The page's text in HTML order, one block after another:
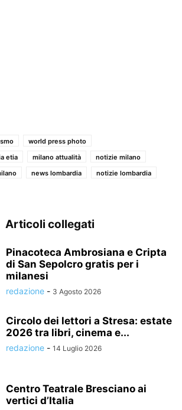
world press photo
etia
milano attualità
notizie milano
news lombardia
notizie lombardia
Articoli collegati
Pinacoteca Ambrosiana e Cripta
di San Sepolcro gratis per i
milanesi
redazione - 3 Agosto 2026
Circolo dei lettori a Stresa: estate
2026 tra libri, cinema e...
redazione - 14 Luglio 2026
Centro Teatrale Bresciano ai
vertici d’Italia